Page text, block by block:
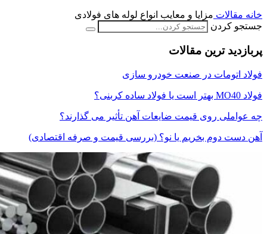
خانه مقالات مزایا و معایب انواع لوله های فولادی
جستجو کردن
پربازدید ترین مقالات
فولاد اتومات در صنعت خودرو سازی
فولاد MO40 بهتر است یا فولاد ساده کربنی؟
چه عواملی روی قیمت ضایعات آهن تأثیر می گذارند؟
آهن دست دوم بخریم یا نو؟ (بررسی قیمت و صرفه اقتصادی)